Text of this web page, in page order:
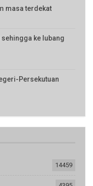
masa terdekat
sehingga ke lubang
Persekutuan
14459